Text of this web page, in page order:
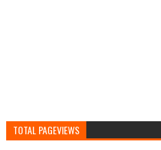
TOTAL PAGEVIEWS